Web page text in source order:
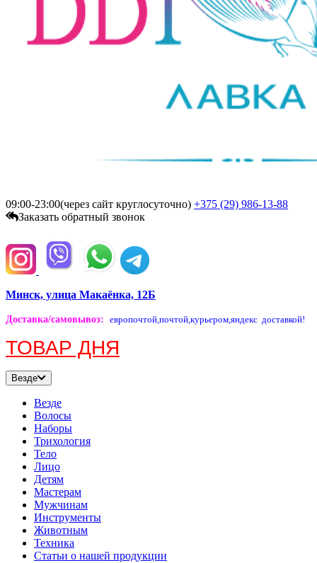
09:00-23:00(через сайт круглосуточно) +375 (29) 986-13-88
Заказать обратный звонок
Минск, улица Макаёнка, 12Б
Доставка/самовывоз: европочтой,почтой,курьером,яндекс доставкой!
ТОВАР ДНЯ
Везде
Везде
Волосы
Наборы
Трихология
Тело
Лицо
Детям
Мастерам
Мужчинам
Инструменты
Животным
Техника
Статьи о нашей продукции